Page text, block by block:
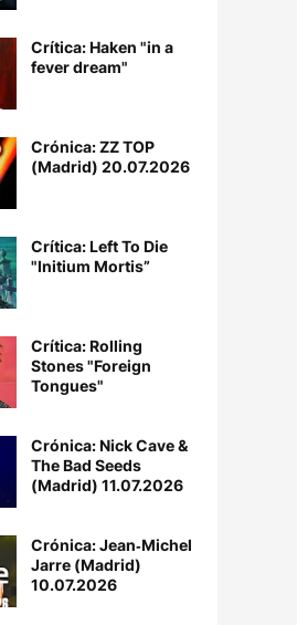
Crítica: Haken "in a
fever dream"
Crónica: ZZ TOP
(Madrid) 20.07.2026
Crítica: Left To Die
"Initium Mortis”
Crítica: Rolling
Stones "Foreign
Tongues"
Crónica: Nick Cave &
The Bad Seeds
(Madrid) 11.07.2026
Crónica: Jean‐Michel
Jarre (Madrid)
10.07.2026